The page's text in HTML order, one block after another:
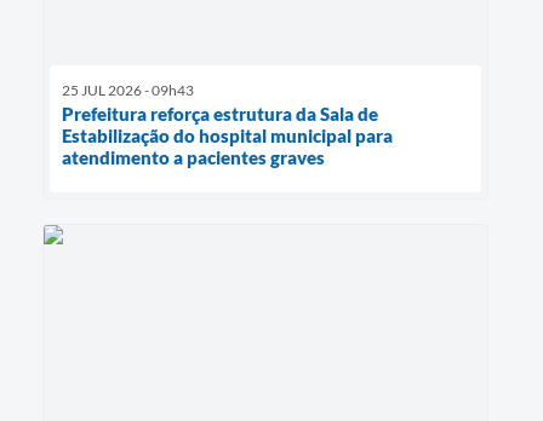
25 JUL 2026 - 09h43
Prefeitura reforça estrutura da Sala de
Estabilização do hospital municipal para
atendimento a pacientes graves